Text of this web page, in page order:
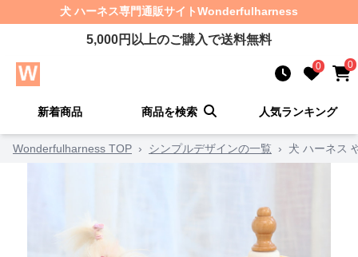
犬 ハーネス専門通販サイトWonderfulharness
5,000円以上のご購入で送料無料
0 0
新着商品 商品を検索 人気ランキング
Wonderfulharness TOP › シンプルデザインの一覧 › 犬 ハーネス